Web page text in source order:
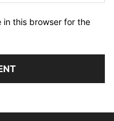
in this browser for the